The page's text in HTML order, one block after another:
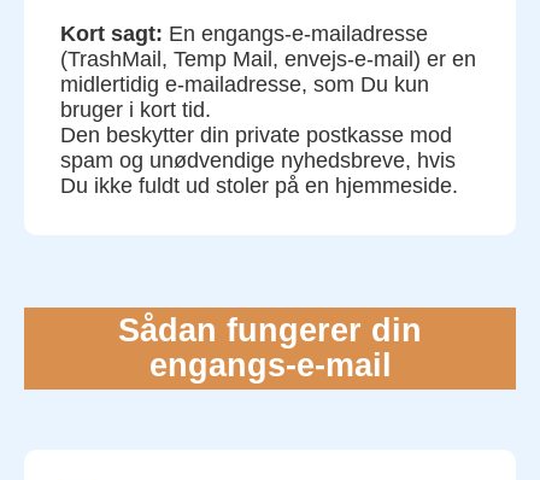
Kort sagt: En engangs-e-mailadresse
(TrashMail, Temp Mail, envejs-e-mail) er en
midlertidig e-mailadresse, som Du kun
bruger i kort tid.
Den beskytter din private postkasse mod
spam og unødvendige nyhedsbreve, hvis
Du ikke fuldt ud stoler på en hjemmeside.
Sådan fungerer din
engangs-e-mail